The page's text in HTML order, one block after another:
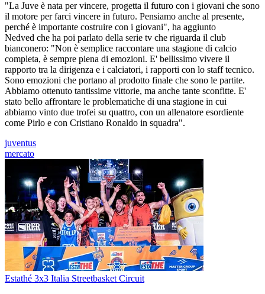
"La Juve è nata per vincere, progetta il futuro con i giovani che sono
il motore per farci vincere in futuro. Pensiamo anche al presente,
perché è importante costruire con i giovani", ha aggiunto
Nedved che ha poi parlato della serie tv che riguarda il club
bianconero: "Non è semplice raccontare una stagione di calcio
completa, è sempre piena di emozioni. E' bellissimo vivere il
rapporto tra la dirigenza e i calciatori, i rapporti con lo staff tecnico.
Sono emozioni che portano al prodotto finale che sono le partite.
Abbiamo ottenuto tantissime vittorie, ma anche tante sconfitte. E'
stato bello affrontare le problematiche di una stagione in cui
abbiamo vinto due trofei su quattro, con un allenatore esordiente
come Pirlo e con Cristiano Ronaldo in squadra".
juventus
mercato
Estathé 3x3 Italia Streetbasket Circuit